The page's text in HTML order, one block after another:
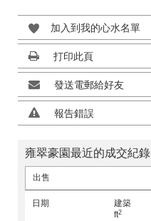
加入到我的心水名單
打印此頁
發送電郵給好友
報告錯誤
雍翠豪園最近的成交紀錄
出售
日期
建築
ft2